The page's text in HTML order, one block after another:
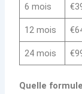
6 mois
12 mois
24 mois
Quelle